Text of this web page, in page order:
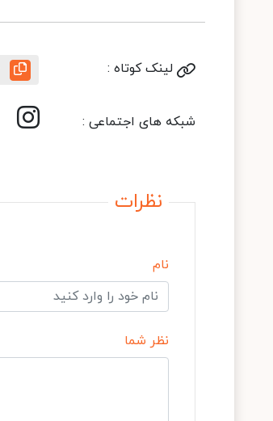
لینک کوتاه :
شبکه های اجتماعی :
نظرات
نام
نظر شما